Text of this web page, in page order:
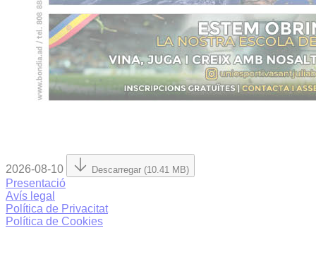
2026-08-10 Descarregar (10.41 MB)
Presentació
Avís legal
Política de Privacitat
Política de Cookies